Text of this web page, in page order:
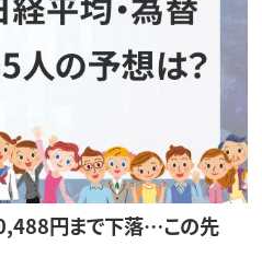
円まで下落…この先